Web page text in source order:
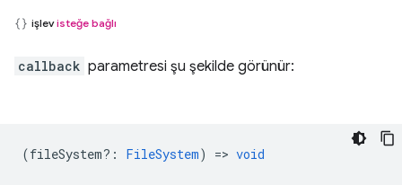
işlevisteğe bağlı
callback parametresi şu şekilde görünür:
(fileSystem? : FileSystem) => void